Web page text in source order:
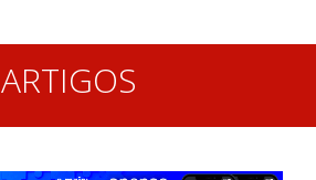
ARTIGOS